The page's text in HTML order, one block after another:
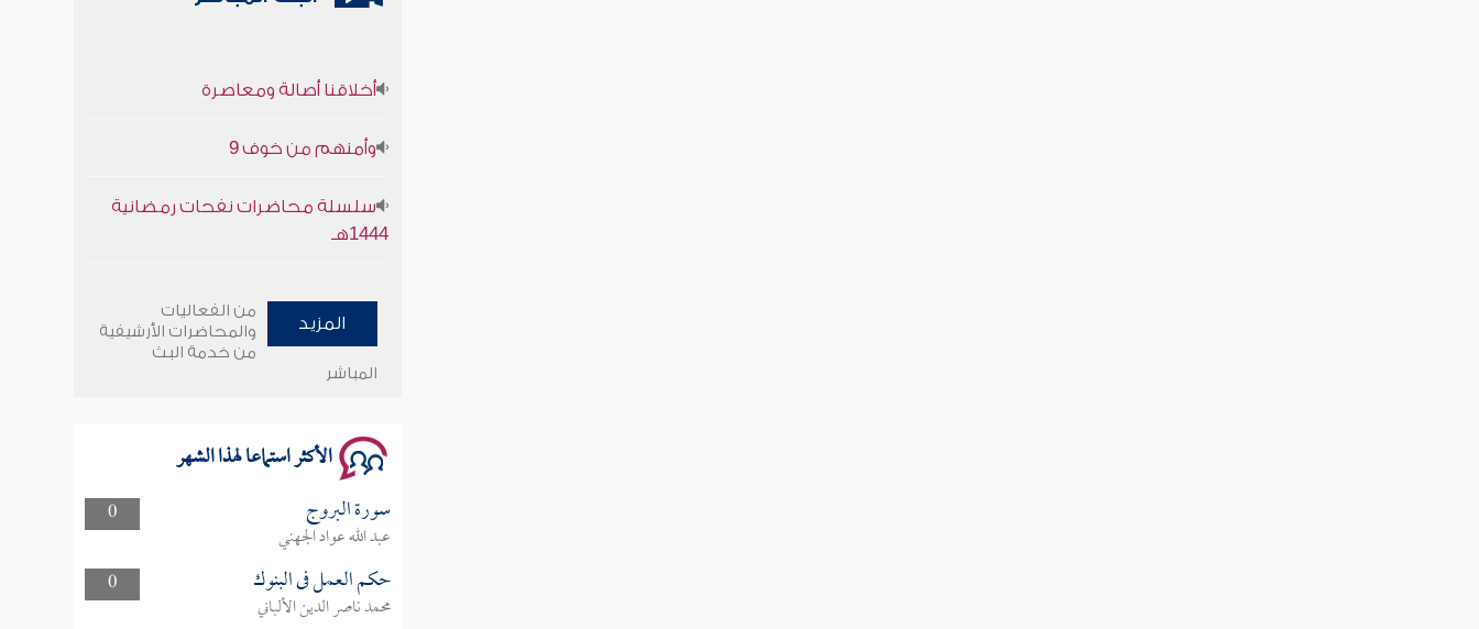
1444هـ
وأمنهم من خوف 9
المزيد
من الفعاليات
والمحاضرات الأرشيفية
من خدمة البث
المباشر
الأكثر استماعا لهذا الشهر
0 سورة البروج
عبد الله عواد الجهني
0
حكم العمل فى البنوك
محمد ناصر الدين الألباني